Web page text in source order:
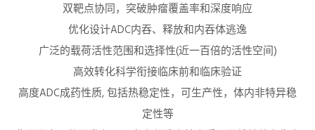
双靶点协同，突破肿瘤覆盖率和深度响应
优化设计ADC内吞、释放和内吞体逃逸
广泛的载荷活性范围和选择性(近一百倍的活性空间)
高效转化科学衔接临床前和临床验证
高度ADC成药性质, 包括热稳定性，可生产性，体内非特异稳
定性等